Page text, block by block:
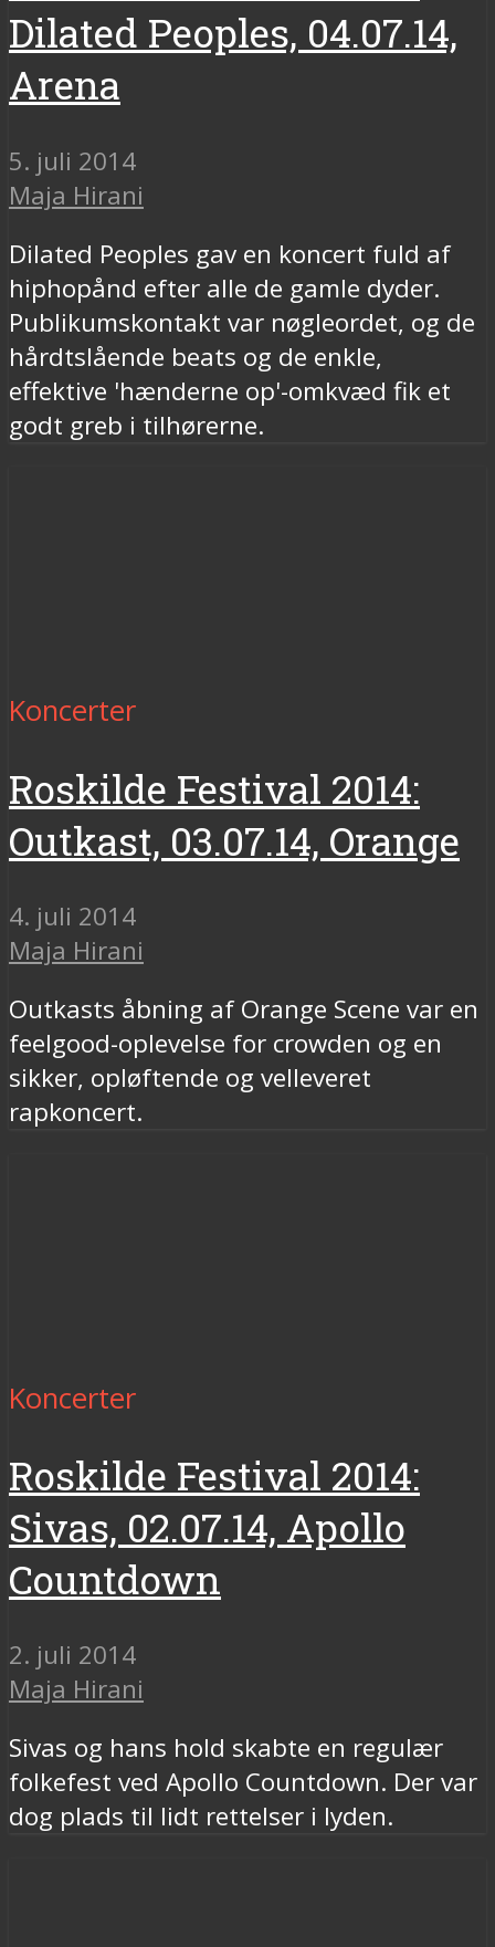
Dilated Peoples, 04.07.14,
Arena
5. juli 2014
Maja Hirani
Dilated Peoples gav en koncert fuld af
hiphopånd efter alle de gamle dyder.
Publikumskontakt var nøgleordet, og de
hårdtslående beats og de enkle,
effektive 'hænderne op'-omkvæd fik et
godt greb i tilhørerne.
Koncerter
Roskilde Festival 2014:
Outkast, 03.07.14, Orange
4. juli 2014
Maja Hirani
Outkasts åbning af Orange Scene var en
feelgood-oplevelse for crowden og en
sikker, opløftende og velleveret
rapkoncert.
Koncerter
Roskilde Festival 2014:
Sivas, 02.07.14, Apollo
Countdown
2. juli 2014
Maja Hirani
Sivas og hans hold skabte en regulær
folkefest ved Apollo Countdown. Der var
dog plads til lidt rettelser i lyden.